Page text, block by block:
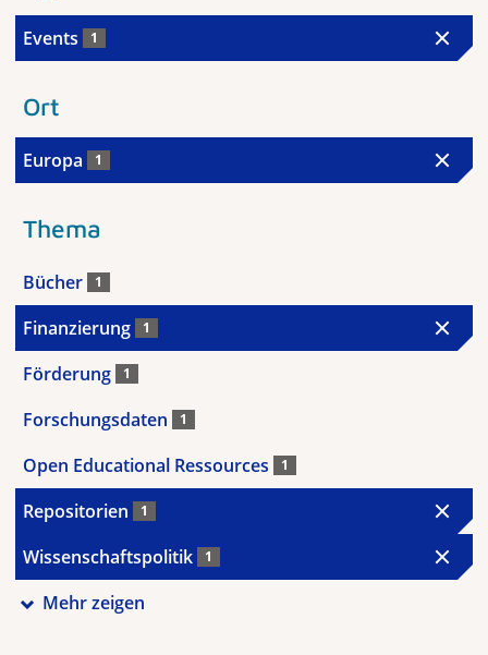
Events 1
Ort
Europa 1
Thema
Bücher 1
Finanzierung 1
Förderung 1
Forschungsdaten 1
Open Educational Ressources 1
Repositorien 1
Wissenschaftspolitik 1
Mehr zeigen